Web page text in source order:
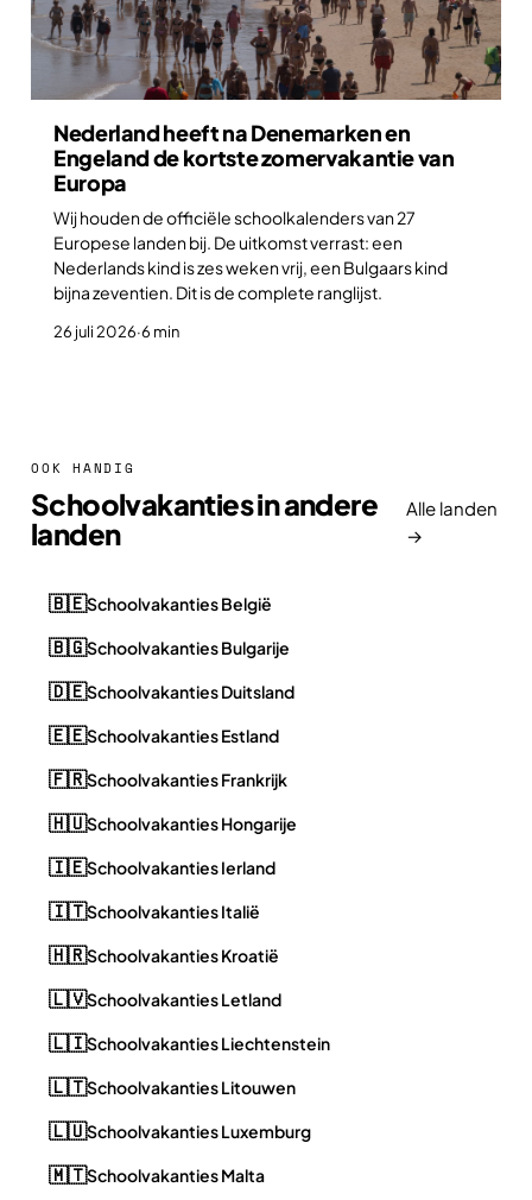
Nederland heeft na Denemarken en
Engeland de kortste zomervakantie van
Europa
Wij houden de officiële schoolkalenders van 27
Europese landen bij. De uitkomst verrast: een
Nederlands kind is zes weken vrij, een Bulgaars kind
bijna zeventien. Dit is de complete ranglijst.
26 juli 2026·6 min
OOK HANDIG
Schoolvakanties in andere
landen
Alle landen
→
🇧🇪Schoolvakanties België
🇧🇬Schoolvakanties Bulgarije
🇩🇪Schoolvakanties Duitsland
🇪🇪Schoolvakanties Estland
🇫🇷Schoolvakanties Frankrijk
🇭🇺Schoolvakanties Hongarije
🇮🇪Schoolvakanties Ierland
🇮🇹Schoolvakanties Italië
🇭🇷Schoolvakanties Kroatië
🇱🇻Schoolvakanties Letland
🇱🇮Schoolvakanties Liechtenstein
🇱🇹Schoolvakanties Litouwen
🇱🇺Schoolvakanties Luxemburg
🇲🇹Schoolvakanties Malta